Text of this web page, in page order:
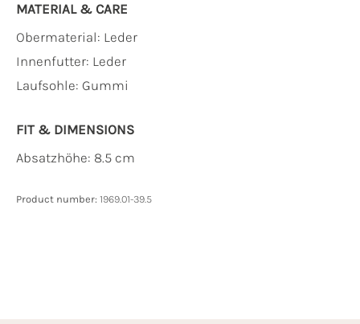
MATERIAL & CARE
Obermaterial: Leder
Innenfutter: Leder
Laufsohle: Gummi
FIT & DIMENSIONS
Absatzhöhe: 8.5 cm
Product number: 1969.01-39.5